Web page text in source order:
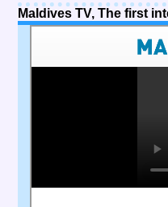
Maldives TV, The first